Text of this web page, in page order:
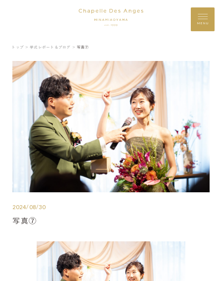
MENU
トップ ＞ 挙式レポート＆ブログ ＞ 写真⑦
2024/08/30
写真⑦